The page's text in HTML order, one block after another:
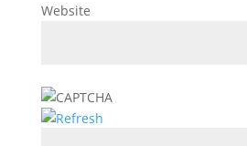
Website